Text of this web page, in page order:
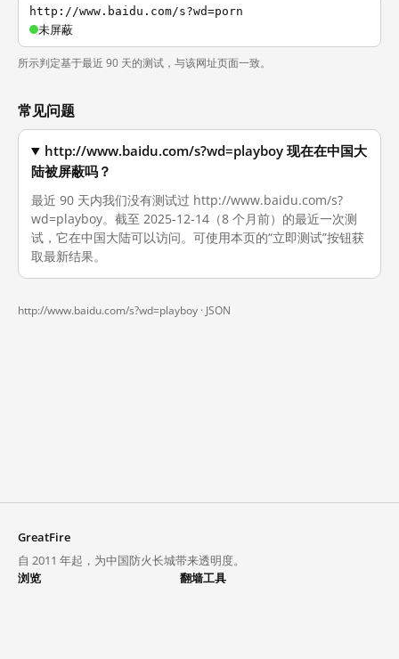
http://www.baidu.com/s?wd=porn
未屏蔽
所示判定基于最近 90 天的测试，与该网址页面一致。
常见问题
http://www.baidu.com/s?wd=playboy 现在在中国大
陆被屏蔽吗？
最近 90 天内我们没有测试过 http://www.baidu.com/s?
wd=playboy。截至 2025-12-14（8 个月前）的最近一次测
试，它在中国大陆可以访问。可使用本页的“立即测试”按钮获
取最新结果。
http://www.baidu.com/s?wd=playboy · JSON
GreatFire
自 2011 年起，为中国防火长城带来透明度。
浏览
翻墙工具